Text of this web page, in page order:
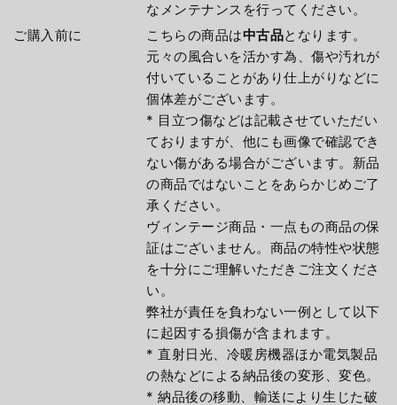
なメンテナンスを行ってください。
ご購入前に
こちらの商品は中古品となります。
元々の風合いを活かす為、傷や汚れが
付いていることがあり仕上がりなどに
個体差がございます。
* 目立つ傷などは記載させていただい
ておりますが、他にも画像で確認でき
ない傷がある場合がございます。新品
の商品ではないことをあらかじめご了
承ください。
ヴィンテージ商品・一点もの商品の保
証はございません。商品の特性や状態
を十分にご理解いただきご注文くださ
い。
弊社が責任を負わない一例として以下
に起因する損傷が含まれます。
* 直射日光、冷暖房機器ほか電気製品
の熱などによる納品後の変形、変色。
* 納品後の移動、輸送により生じた破